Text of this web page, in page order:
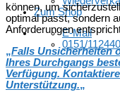
Zum Shop
E-Mail
0151/
können, um
optimal passt, sondern
Anforderungen
„Falls Unsicherheiten
Ihres Durchgangs
Verfügung.
Unterstützung.„